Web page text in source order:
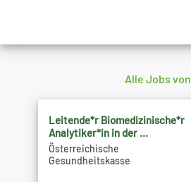
Alle Jobs von
Leitende*r Biomedizinische*r
Analytiker*in in der ...
Österreichische
Gesundheitskasse